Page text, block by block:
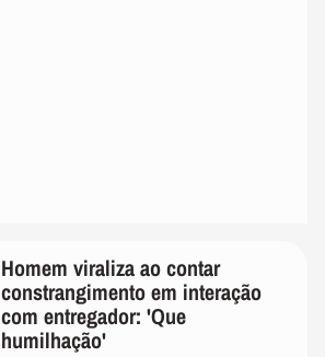
Homem viraliza ao contar
constrangimento em interação
com entregador: 'Que
humilhação'